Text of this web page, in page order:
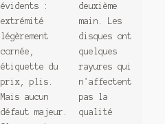
évidents :
extrémité
légèrement
cornée,
étiquette du
prix, plis.
Mais aucun
défaut majeur.
deuxième
main. Les
disques ont
quelques
rayures qui
n'affectent
pas la
qualité